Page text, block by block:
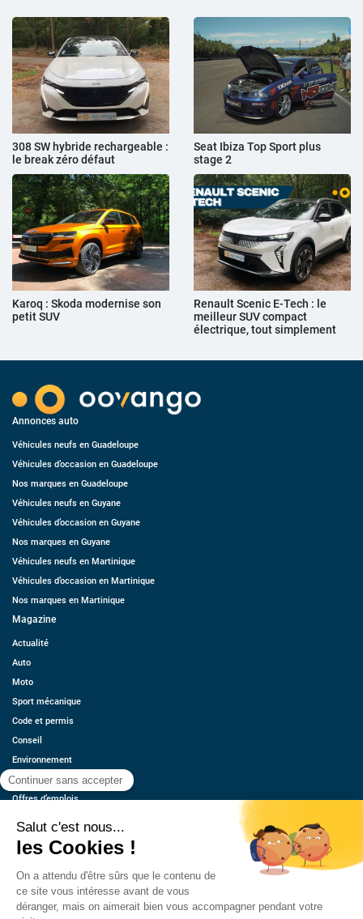
308 SW hybride rechargeable :
le break zéro défaut
Seat Ibiza Top Sport plus
stage 2
Karoq : Skoda modernise son
petit SUV
Renault Scenic E-Tech : le
meilleur SUV compact
électrique, tout simplement
Annonces auto
Véhicules neufs en Guadeloupe
Véhicules d’occasion en Guadeloupe
Nos marques en Guadeloupe
Véhicules neufs en Guyane
Véhicules d’occasion en Guyane
Nos marques en Guyane
Véhicules neufs en Martinique
Véhicules d’occasion en Martinique
Nos marques en Martinique
Magazine
Actualité
Auto
Moto
Sport mécanique
Code et permis
Conseil
Environnement
Économie
Offres d’emplois
Contact
Estimez votre voiture